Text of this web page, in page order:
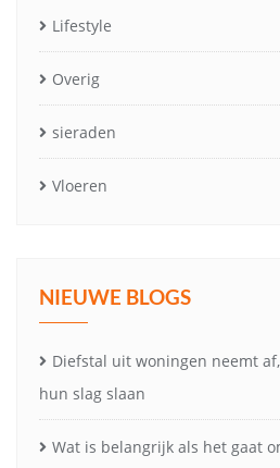
Lifestyle
Overig
sieraden
Vloeren
NIEUWE BLOGS
Diefstal uit woningen neemt
hun slag slaan
Wat is belangrijk als het gaat